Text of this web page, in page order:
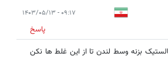
۰۹:۱۷ - ۱۴۰۳/۰۵/۱۳
پاسخ
بزنه وسط لندن تا از این غلط ها نکن